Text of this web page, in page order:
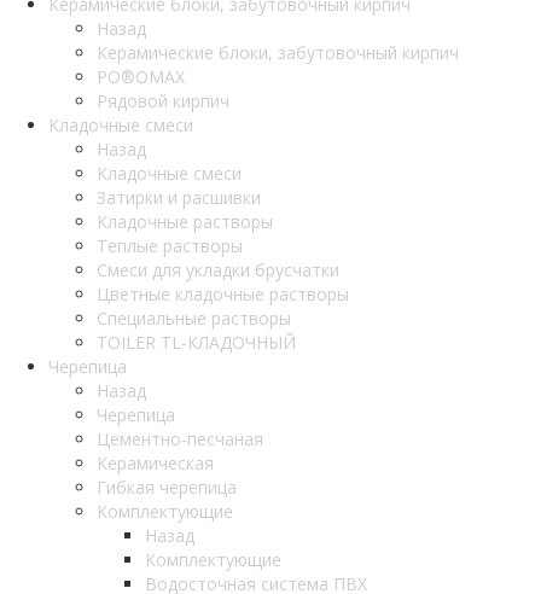
Назад
Керамические блоки, забутовочный кирпич
PO®OMAX
Рядовой кирпич
Кладочные смеси
Назад
Кладочные смеси
Затирки и расшивки
Кладочные растворы
Теплые растворы
Смеси для укладки брусчатки
Цветные кладочные растворы
Специальные растворы
TOILER TL-КЛАДОЧНЫЙ
Черепица
Назад
Черепица
Цементно-песчаная
Керамическая
Гибкая черепица
Комплектующие
Назад
Комплектующие
Водосточная система ПВХ